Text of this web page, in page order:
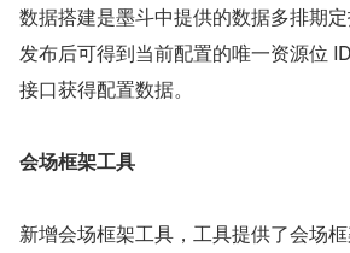
数据搭建是墨斗中提供的数据多排期
发布后可得到当前配置的唯一资源位
接口获得配置数据。
会场框架工具
新增会场框架工具，工具提供了会场